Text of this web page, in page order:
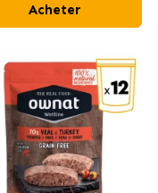
Acheter